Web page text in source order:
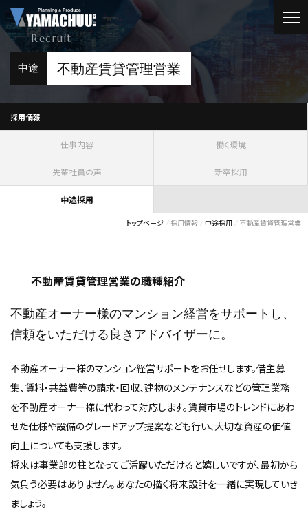
Recruit
中途 不動産賃貸管理営業
採用情報
仕事内容 働く環境
先輩社員の声 新卒採用
中途採用
トップページ 採用情報 中途採用 不動産賃貸管理営業
不動産賃貸管理営業の職種紹介
不動産オーナー様のマンション経営をサポートし、
信頼をいただける良きアドバイザーに。
不動産オーナー様のマンション経営サポートをお任せします。借主募
集、賃料・共益費等の請求・回収、建物のメンテナンスなどの管理業務
を不動産オーナー様に代わって対応します。賃貸市場のトレンドにあわ
せた仕様や設備のグレードアップ提案なども行い、大切な資産の価値
向上についても支援します。
将来は事業部の柱となってご活躍いただけると嬉しいですが、最初から
気負う必要はありません。あなたの描く将来設計を一緒に実現していき
ましょう。